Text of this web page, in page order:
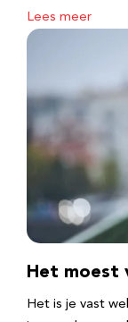
Lees meer
Het moest
Het is je vast